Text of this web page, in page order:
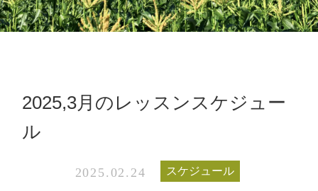
2025,3月のレッスンスケジュー
ル
2025.02.24 スケジュール